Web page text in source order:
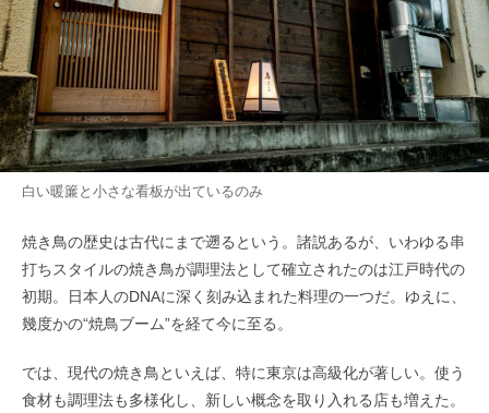
白い暖簾と小さな看板が出ているのみ
焼き鳥の歴史は古代にまで遡るという。諸説あるが、いわゆる串
打ちスタイルの焼き鳥が調理法として確立されたのは江戸時代の
初期。日本人のDNAに深く刻み込まれた料理の一つだ。ゆえに、
幾度かの“焼鳥ブーム”を経て今に至る。
では、現代の焼き鳥といえば、特に東京は高級化が著しい。使う
食材も調理法も多様化し、新しい概念を取り入れる店も増えた。